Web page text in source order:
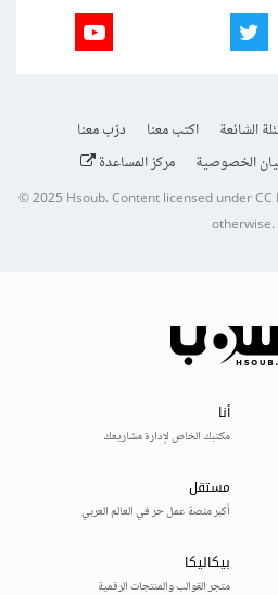
الشائعة اكتب معنا
درّب معنا
الخصوصية مركز المساعدة
© 2025Hsoub.Content licensed under
otherwise.